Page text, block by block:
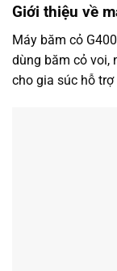
Giới thiệu về
Máy băm cỏ
dùng băm cỏ voi,
cho gia súc hỗ